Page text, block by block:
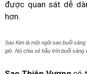
được quan sát dễ
hơn.
Sao Kim là một ngôi sao buổi
giờ. Nó chia sẻ bầu trời buổi sáng